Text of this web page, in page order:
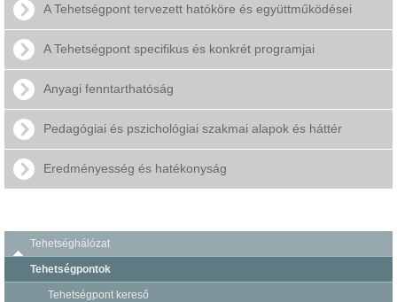
A Tehetségpont tervezett hatóköre és együttműködései
A Tehetségpont specifikus és konkrét programjai
Anyagi fenntarthatóság
Pedagógiai és pszichológiai szakmai alapok és háttér
Eredményesség és hatékonyság
Tehetséghálózat
Tehetségpontok
Tehetségpont kereső